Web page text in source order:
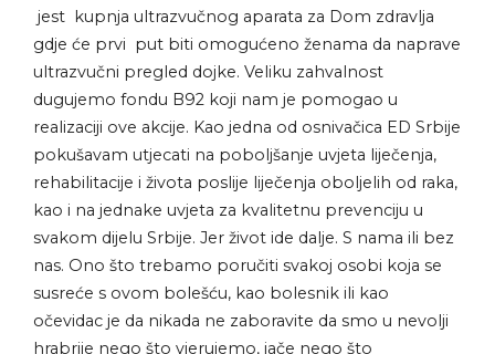
jest kupnja ultrazvučnog aparata za Dom zdravlja
gdje će prvi put biti omogućeno ženama da naprave
ultrazvučni pregled dojke. Veliku zahvalnost
dugujemo fondu B92 koji nam je pomogao u
realizaciji ove akcije. Kao jedna od osnivačica ED Srbije
pokušavam utjecati na poboljšanje uvjeta liječenja,
rehabilitacije i života poslije liječenja oboljelih od raka,
kao i na jednake uvjeta za kvalitetnu prevenciju u
svakom dijelu Srbije. Jer život ide dalje. S nama ili bez
nas. Ono što trebamo poručiti svakoj osobi koja se
susreće s ovom bolešću, kao bolesnik ili kao
očevidac je da nikada ne zaboravite da smo u nevolji
hrabrije nego što vjerujemo, jače nego što